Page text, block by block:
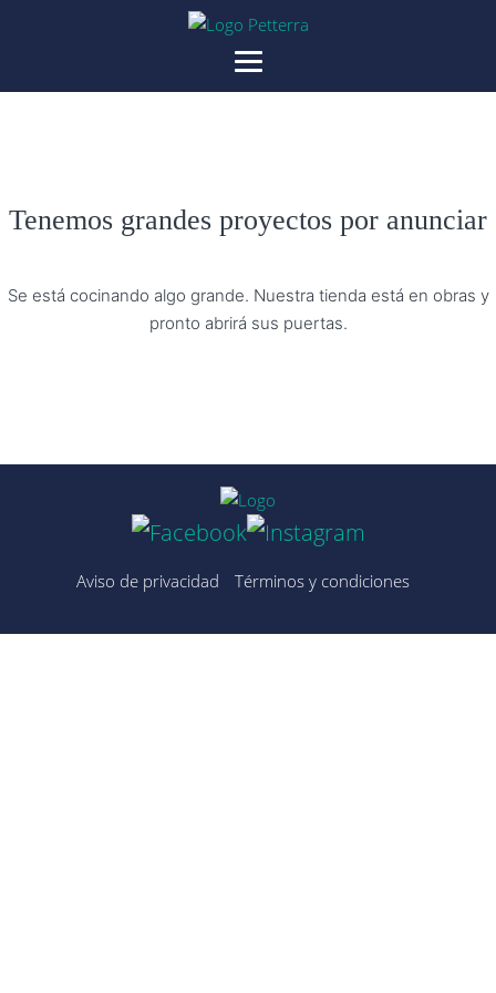
Tenemos grandes proyectos por anunciar
Se está cocinando algo grande. Nuestra tienda está en obras y
pronto abrirá sus puertas.
Aviso de privacidad Términos y condiciones